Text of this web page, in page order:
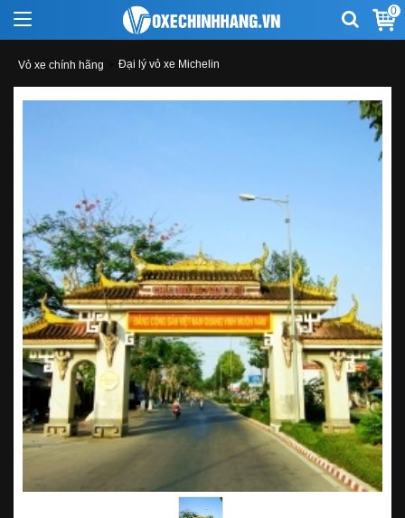
0
Vỏ xe chính hãng Đại lý vỏ xe Michelin